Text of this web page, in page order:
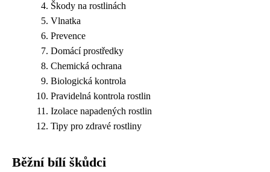
Škody na rostlinách
Vlnatka
Prevence
Domácí prostředky
Chemická ochrana
Biologická kontrola
Pravidelná kontrola rostlin
Izolace napadených rostlin
Tipy pro zdravé rostliny
Běžní bílí škůdci